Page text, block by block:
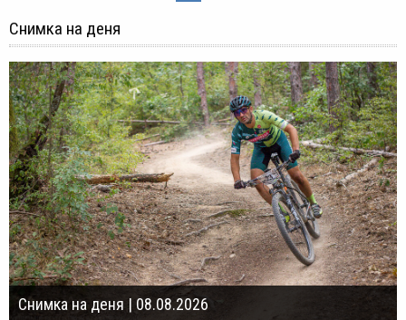
Снимка на деня
Снимка на деня | 08.08.2026